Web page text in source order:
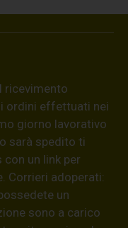
ricevimento
ordini effettuati nei
giorno lavorativo
sarà spedito ti
un link per
Corrieri adoperati:
un
sono a carico